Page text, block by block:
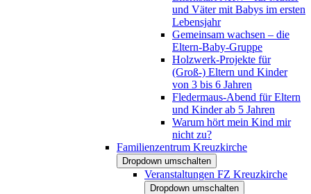
und Väter mit Babys im ersten
Lebensjahr
Gemeinsam wachsen – die
Eltern-Baby-Gruppe
Holzwerk-Projekte für
(Groß-) Eltern und Kinder
von 3 bis 6 Jahren
Fledermaus-Abend für Eltern
und Kinder ab 5 Jahren
Warum hört mein Kind mir
nicht zu?
Familienzentrum Kreuzkirche
Dropdown umschalten
Veranstaltungen FZ Kreuzkirche
Dropdown umschalten